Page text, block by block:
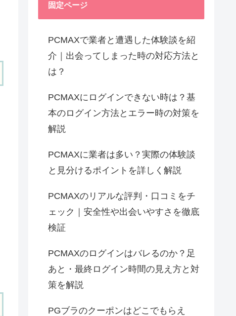
固定ページ
PCMAXで業者と遭遇した体験談を紹
介｜出会ってしまった時の対応方法と
は？
PCMAXにログインできない時は？基
本のログイン方法とエラー時の対策を
解説
PCMAXに業者は多い？実際の体験談
と見分けるポイントを詳しく解説
PCMAXのリアルな評判・口コミをチ
ェック｜安全性や出会いやすさを徹底
検証
PCMAXのログインはバレるのか？足
あと・最終ログイン時間の見え方と対
策を解説
PGブラのクーポンはどこでもらえ